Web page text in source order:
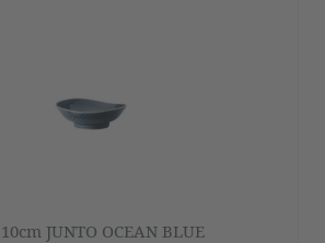
JUNTO OCEAN BLUE